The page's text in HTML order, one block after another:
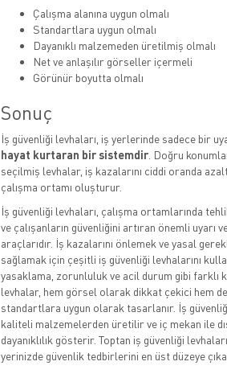
Çalışma alanına uygun olmalı
Standartlara uygun olmalı
Dayanıklı malzemeden üretilmiş olmalı
Net ve anlaşılır görseller içermeli
Görünür boyutta olmalı
Sonuç
İş güvenliği levhaları, iş yerlerinde sadece bir
hayat kurtaran bir sistemdir. Doğru
seçilmiş levhalar, iş kazalarını ciddi oranda
çalışma ortamı oluşturur.
İş güvenliği levhaları, çalışma ortamlarında
ve çalışanların güvenliğini artıran önemli uyarı
araçlarıdır. İş kazalarını önlemek ve yasal
sağlamak için çeşitli iş güvenliği levhalarını
yasaklama, zorunluluk ve acil durum gibi farklı
levhalar, hem görsel olarak dikkat çekici hem
standartlara uygun olarak tasarlanır. İş
kaliteli malzemelerden üretilir ve iç mekan ile
dayanıklılık gösterir. Toptan iş güvenliği
yerinizde güvenlik tedbirlerini en üst düzeye